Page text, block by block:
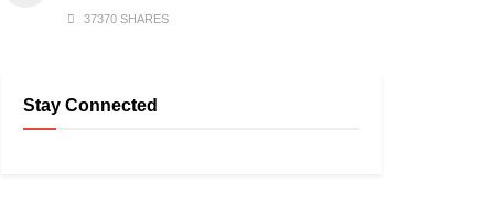
37370 SHARES
Stay Connected